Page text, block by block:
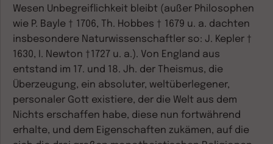
Wesen Unbegreiflichkeit bleibt (außer Philosophen
wie P. Bayle † 1706, Th. Hobbes † 1679 u. a. dachten
insbesondere Naturwissenschaftler so: J. Kepler †
1630, I. Newton †1727 u. a.). Von England aus
entstand im 17. und 18. Jh. der Theismus, die
Überzeugung, ein absoluter, weltüberlegener,
personaler Gott existiere, der die Welt aus dem
Nichts erschaffen habe, diese nun fortwährend
erhalte, und dem Eigenschaften zukämen, auf die